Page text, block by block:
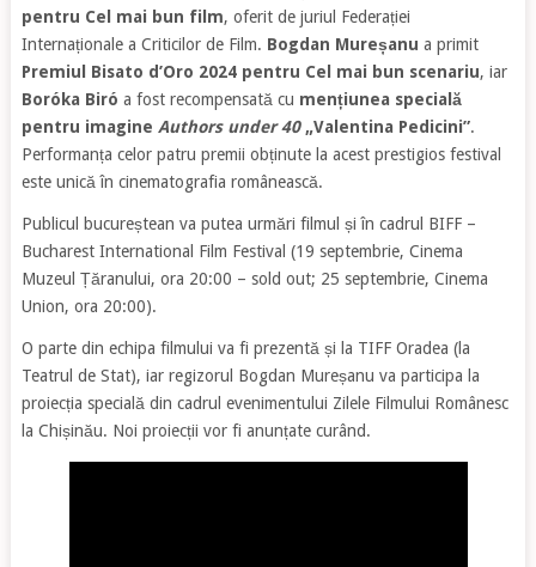
pentru Cel mai bun film, oferit de juriul Federației
Internaționale a Criticilor de Film. Bogdan Mureșanu a primit
Premiul Bisato d’Oro 2024 pentru Cel mai bun scenariu, iar
Boróka Biró a fost recompensată cu mențiunea specială
pentru imagine Authors under 40„Valentina Pedicini”.
Performanța celor patru premii obținute la acest prestigios festival
este unică în cinematografia românească.
Publicul bucureștean va putea urmări filmul și în cadrul BIFF –
Bucharest International Film Festival (19 septembrie, Cinema
Muzeul Țăranului, ora 20:00 – sold out; 25 septembrie, Cinema
Union, ora 20:00).
O parte din echipa filmului va fi prezentă și la TIFF Oradea (la
Teatrul de Stat), iar regizorul Bogdan Mureșanu va participa la
proiecția specială din cadrul evenimentului Zilele Filmului Românesc
la Chișinău. Noi proiecții vor fi anunțate curând.